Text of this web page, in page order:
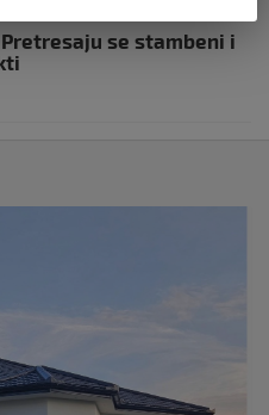
Pretresaju se stambeni i